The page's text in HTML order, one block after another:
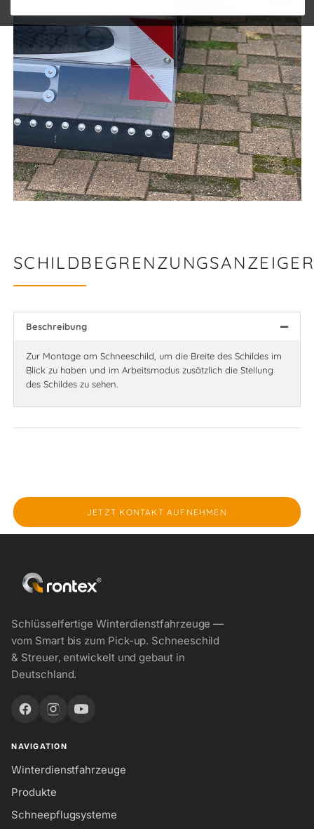
Beschreibung
Zur Montage am Schneeschild, um die Breite des Schildes im
Blick zu haben und im Arbeitsmodus zusätzlich die Stellung
des Schildes zu sehen.
JETZT KONTAKT AUFNEHMEN
Schlüsselfertige Winterdienstfahrzeuge —
vom Smart bis zum Pick-up. Schneeschild
& Streuer, entwickelt und gebaut in
Deutschland.
NAVIGATION
Winterdienstfahrzeuge
Produkte
Schneepflugsysteme